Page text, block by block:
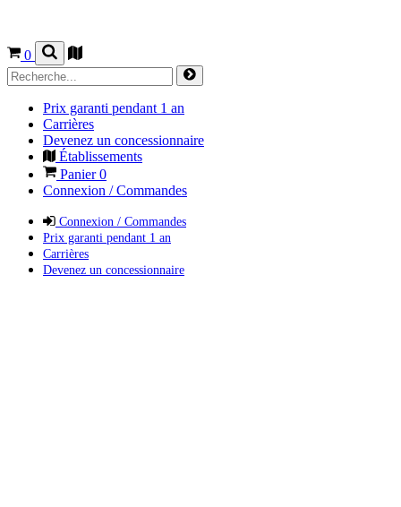
0
Prix garanti pendant 1 an
Carrières
Devenez un concessionnaire
Établissements
Panier0
Connexion / Commandes
Connexion / Commandes
Prix garanti pendant 1 an
Carrières
Devenez un concessionnaire